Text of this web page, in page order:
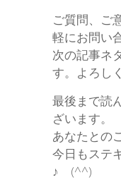
ご質問、ご
軽にお問い
次の記事ネ
す。よろし
最後まで読
ざいます。
あなたとの
今日もステ
♪ (^^)